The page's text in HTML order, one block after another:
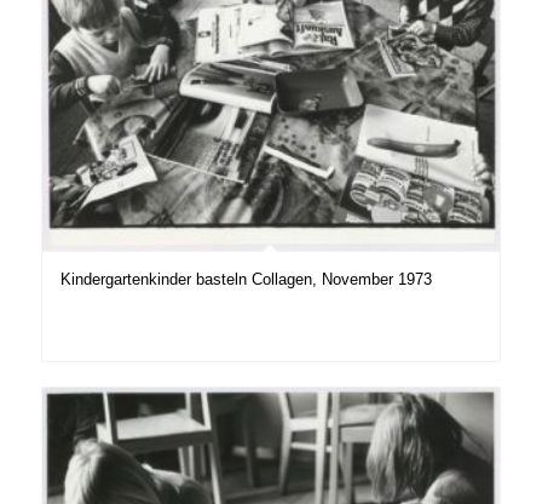
Kindergartenkinder basteln Collagen, November 1973